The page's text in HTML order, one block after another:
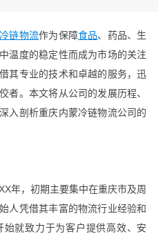
冷链物流作为保障食品、药品、生
温度的稳定性而成为市场的关注
其专业的技术和卓越的服务，迅
者。本文将从公司的发展历程、
入剖析重庆内蒙冷链物流公司的
年，初期主要集中在重庆市及周
人凭借其丰富的物流行业经验和
就致力于为客户提供高效、安